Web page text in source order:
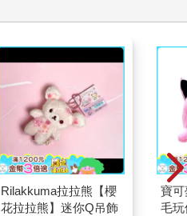
Rilakkuma拉拉熊【櫻
花拉拉熊】迷你Q吊飾
寶
毛玩